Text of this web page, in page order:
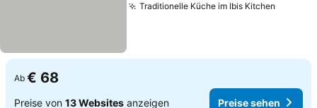
Traditionelle Küche im Ibis Kitchen
Ab € 68
Preise von 13 Websites anzeigen Preise sehen